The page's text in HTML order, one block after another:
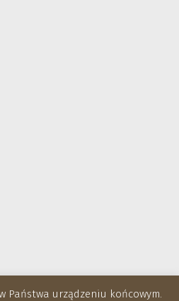
Państwa urządzeniu końcowym.